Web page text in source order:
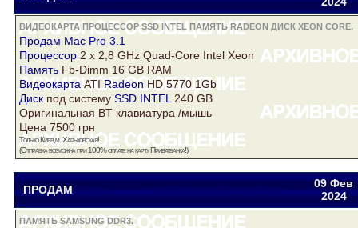
ВИДЕОКАРТА ПРОЦЕССОР SSD INTEL ПАМЯТЬ RADEON ДИСК XEON CORE.
Продам Mac Pro 3.1
Процессор 2 x 2,8 GHz Quad-Core Intel Xeon
Память Fb-Dimm 16 GB RAM
Видеокарта ATIRadeon HD 5770 1Gb
Диск под систему SSD INTEL 240 GB
Оригинальная BT клавиатура /мышь
Цена 7500 грн
Только Киев,м. Харьковская!
(Отправка возможна при 100% оплате на карту Приватбанка!)
ПРОДАМ Drake yuriytimoschuk@gmail.com
09 Фев
2024
ПАМЯТЬ SAMSUNG DDR3.